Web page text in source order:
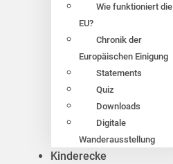
Wie funktioniert die
EU?
Chronik der
Europäischen Einigung
Statements
Quiz
Downloads
Digitale
Wanderausstellung
Kinderecke